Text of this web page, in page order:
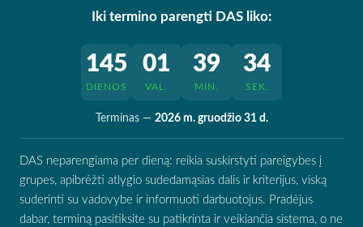
Iki termino parengti DAS liko:
145
DIENOS
01
VAL.
39
MIN.
32
SEK.
Terminas — 2026 m. gruodžio 31 d.
DAS neparengiama per dieną: reikia suskirstyti pareigybes į
grupes, apibrėžti atlygio sudedamąsias dalis ir kriterijus, viską
suderinti su vadovybe ir informuoti darbuotojus. Pradėjus
dabar, terminą pasitiksite su patikrinta ir veikiančia sistema, o ne